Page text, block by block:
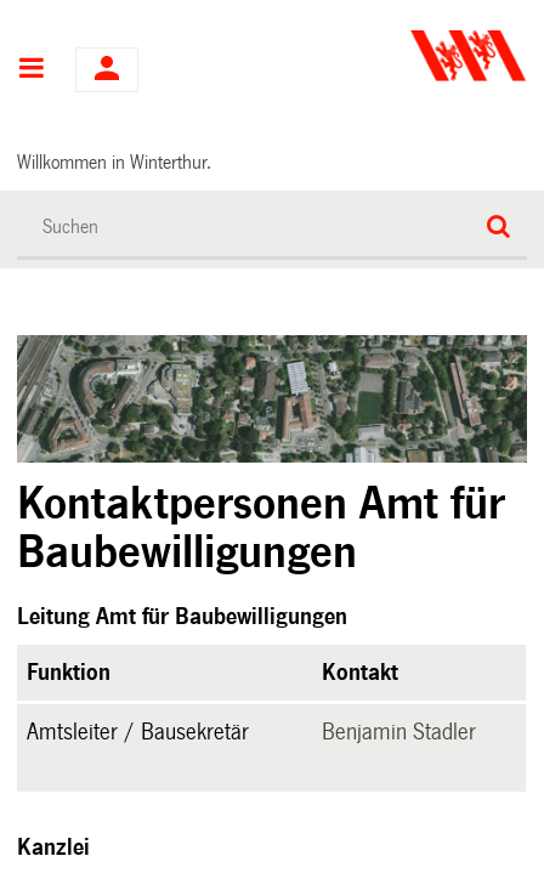
Hauptnavigation
Willkommen in Winterthur.
Kontaktpersonen Amt für
Baubewilligungen
Leitung Amt für Baubewilligungen
Funktion Kontakt
Amtsleiter / Bausekretär Benjamin Stadler
Kanzlei